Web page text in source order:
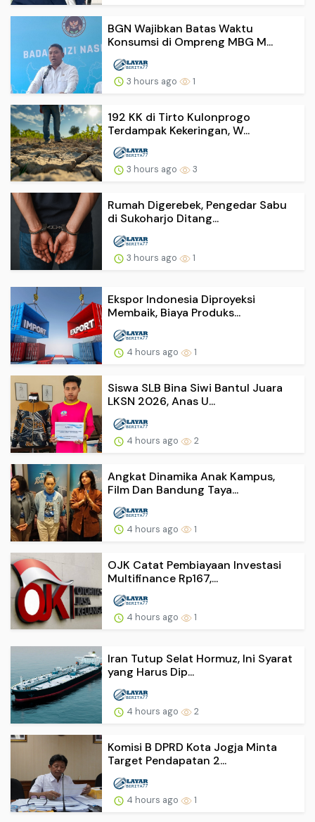
BGN Wajibkan Batas Waktu
Konsumsi di Ompreng MBG M...
3 hours ago 1
192 KK di Tirto Kulonprogo
Terdampak Kekeringan, W...
3 hours ago 3
Rumah Digerebek, Pengedar Sabu
di Sukoharjo Ditang...
3 hours ago 1
Ekspor Indonesia Diproyeksi
Membaik, Biaya Produks...
4 hours ago 1
Siswa SLB Bina Siwi Bantul Juara
LKSN 2026, Anas U...
4 hours ago 2
Angkat Dinamika Anak Kampus,
Film Dan Bandung Taya...
4 hours ago 1
OJK Catat Pembiayaan Investasi
Multifinance Rp167,...
4 hours ago 1
Iran Tutup Selat Hormuz, Ini Syarat
yang Harus Dip...
4 hours ago 2
Komisi B DPRD Kota Jogja Minta
Target Pendapatan 2...
4 hours ago 1